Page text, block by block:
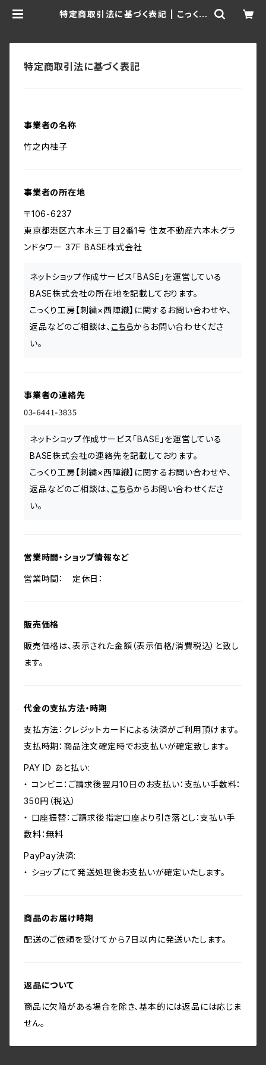
特定商取引法に基づく表記 | こっくり
特定商取引法に基づく表記
事業者の名称
竹之内桂子
事業者の所在地
〒106-6237
東京都港区六本木三丁目2番1号 住友不動産六本木グラ
ンドタワー 37F BASE株式会社
ネットショップ作成サービス「BASE」を運営している
BASE株式会社の所在地を記載しております。
こっくり工房【刺繍×西陣織】に関するお問い合わせや、
返品などのご相談は、 こちらからお問い合わせくださ
い。
事業者の連絡先
ネットショップ作成サービス「BASE」を運営している
BASE株式会社の連絡先を記載しております。
こっくり工房【刺繍×西陣織】に関するお問い合わせや、
返品などのご相談は、 こちらからお問い合わせくださ
い。
営業時間・ショップ情報など
営業時間： 定休日：
販売価格
販売価格は、表示された金額（表示価格/消費税込）と致し
ます。
代金の支払方法・時期
支払方法：クレジットカードによる決済がご利用頂けます。
支払時期：商品注文確定時でお支払いが確定致します。
PAY ID あと払い:
・ コンビニ：ご請求後翌月10日のお支払い：支払い手数料：
350円（税込）
・ 口座振替：ご請求後指定口座より引き落とし：支払い手
数料：無料
PayPay決済:
・ ショップにて発送処理後お支払いが確定いたします。
商品のお届け時期
配送のご依頼を受けてから7日以内に発送いたします。
返品について
商品に欠陥がある場合を除き、基本的には返品には応じま
せん。